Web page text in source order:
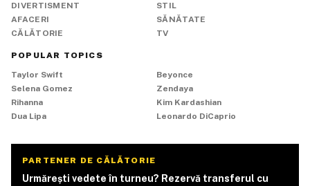
DIVERTISMENT
STIL
AFACERI
SĂNĂTATE
CĂLĂTORIE
TV
POPULAR TOPICS
Taylor Swift
Beyonce
Selena Gomez
Zendaya
Rihanna
Kim Kardashian
Dua Lipa
Leonardo DiCaprio
PARTENER DE CĂLĂTORIE
Urmărești vedete în turneu? Rezervă transferul cu